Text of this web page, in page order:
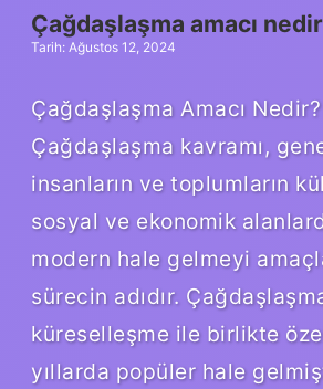
Çağdaşlaşma amacı nedir
Tarih: Ağustos 12, 2024
Çağdaşlaşma Amacı Nedir?
Çağdaşlaşma kavramı,
insanların ve toplumların
sosyal ve ekonomik
modern hale gelmeyi
sürecin adıdır.
küreselleşme ile birlikte
yıllarda popüler hale